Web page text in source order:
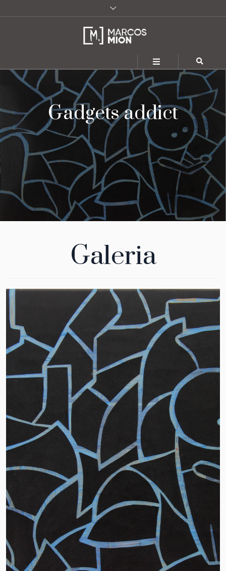
Gadgets addict
Galeria